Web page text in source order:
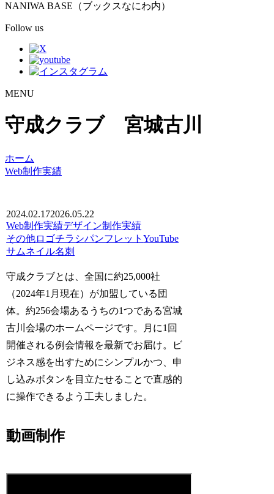
NANIWA BASE（ブックスなにわ内）
Follow us
MENU
守成クラブ 宮城古川
ホーム
Web制作実績
2024.02.172026.05.22
Web制作実績デザイン制作実績
その他ロゴチラシパンフレットYouTube
サムネイル名刺
守成クラブとは、全国に約25,000社
（2024年1月現在）が加盟している団
体。約256会場あるうちの1つである宮城
古川会場のホームページです。月に1回
開催される例会情報を最新でお届け。ビ
ジネス感を出すためにシンプルかつ、申
し込みボタンを目立たせることで直感的
に操作できるよう工夫しました。
動画制作